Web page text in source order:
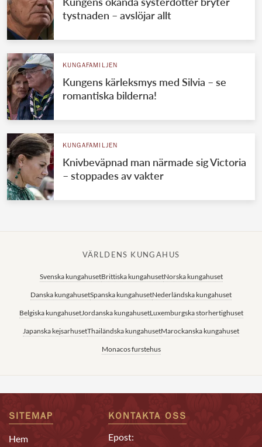
tystnaden – avslöjar allt
KUNGAFAMILJEN
Kungens kärleksmys med Silvia – se
romantiska bilderna!
KUNGAFAMILJEN
Knivbeväpnad man närmade sig Victoria
– stoppades av vakter
VÄRLDENS KUNGAHUS
Svenska kungahusetBrittiska kungahusetNorska kungahuset
Danska kungahusetSpanska kungahusetNederländska kungahuset
Belgiska kungahusetJordanska kungahusetLuxemburgska storhertighuset
Japanska kejsarhusetThailändska kungahusetMarockanska kungahuset
Monacos furstehus
SITEMAP
Hem
KONTAKTA OSS
Epost: